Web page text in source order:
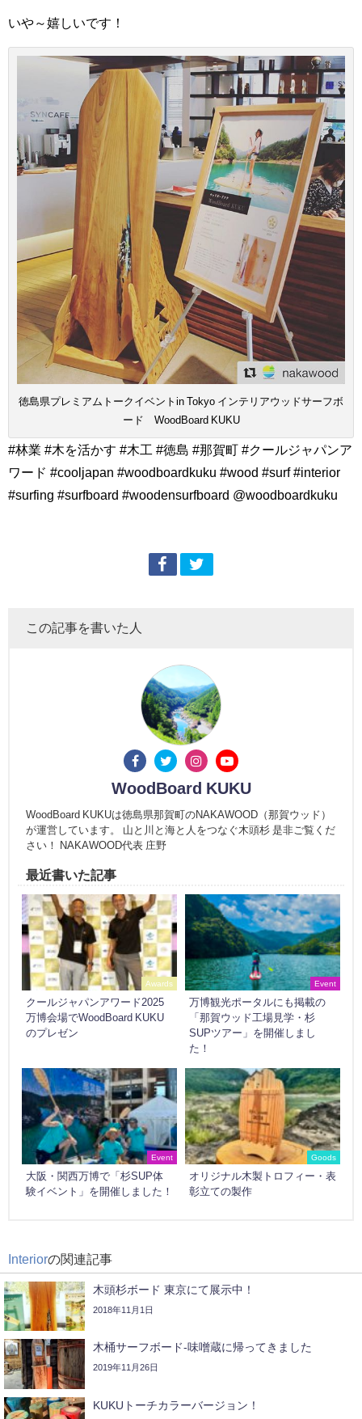
いや～嬉しいです！
徳島県プレミアムトークイベントin Tokyo インテリアウッドサーフボ
ード WoodBoard KUKU
#林業 #木を活かす #木工 #徳島 #那賀町 #クールジャパンア
ワード #cooljapan #woodboardkuku #wood #surf #interior
#surfing #surfboard #woodensurfboard @woodboardkuku
この記事を書いた人
WoodBoard KUKU
WoodBoard KUKUは徳島県那賀町のNAKAWOOD（那賀ウッド）
が運営しています。 山と川と海と人をつなぐ木頭杉 是非ご覧くだ
さい！ NAKAWOOD代表 庄野
最近書いた記事
Awards
クールジャパンアワード2025
万博会場でWoodBoard KUKU
のプレゼン
Event
万博観光ポータルにも掲載の
「那賀ウッド工場見学・杉
SUPツアー」を開催しまし
た！
Event
大阪・関西万博で「杉SUP体
験イベント」を開催しました！
Goods
オリジナル木製トロフィー・表
彰立ての製作
Interiorの関連記事
木頭杉ボード 東京にて展示中！
2018年11月1日
木桶サーフボード-味噌蔵に帰ってきました
2019年11月26日
KUKUトーチカラーバージョン！